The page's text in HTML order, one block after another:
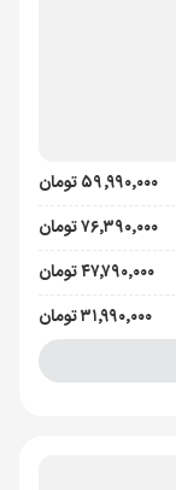
۵۹٬۹۹۰٬۰۰۰ تومان
۷۶٬۳۹۰٬۰۰۰ تومان
۴۷٬۷۹۰٬۰۰۰ تومان
۳۱٬۹۹۰٬۰۰۰ تومان